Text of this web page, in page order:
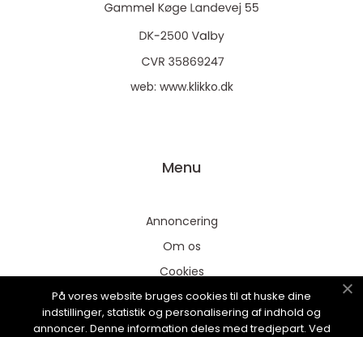
web: www.klikko.dk
Menu
Annoncering
Om os
Cookies
Kontakt os
Sitemap
På vores website bruges cookies til at huske dine
indstillinger, statistik og personalisering af indhold og
annoncer. Denne information deles med tredjepart. Ved